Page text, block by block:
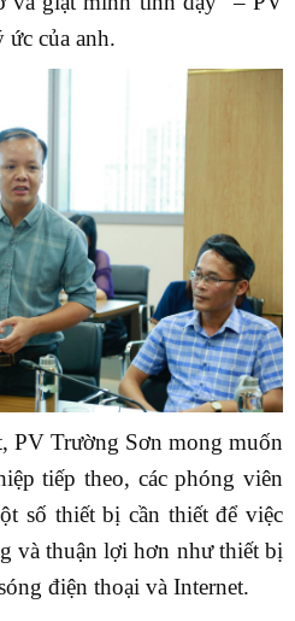
ức của anh.
PV Trường Sơn mong muốn
tiếp theo, các phóng viên
số thiết bị cần thiết để việc
và thuận lợi hơn như thiết bị
điện thoại và Internet.